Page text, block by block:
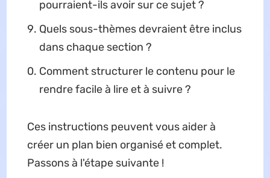
pourraient-ils avoir sur ce sujet ?
Quels sous-thèmes devraient être inclus
dans chaque section ?
Comment structurer le contenu pour le
rendre facile à lire et à suivre ?
Ces instructions peuvent vous aider à
créer un plan bien organisé et complet.
Passons à l'étape suivante !